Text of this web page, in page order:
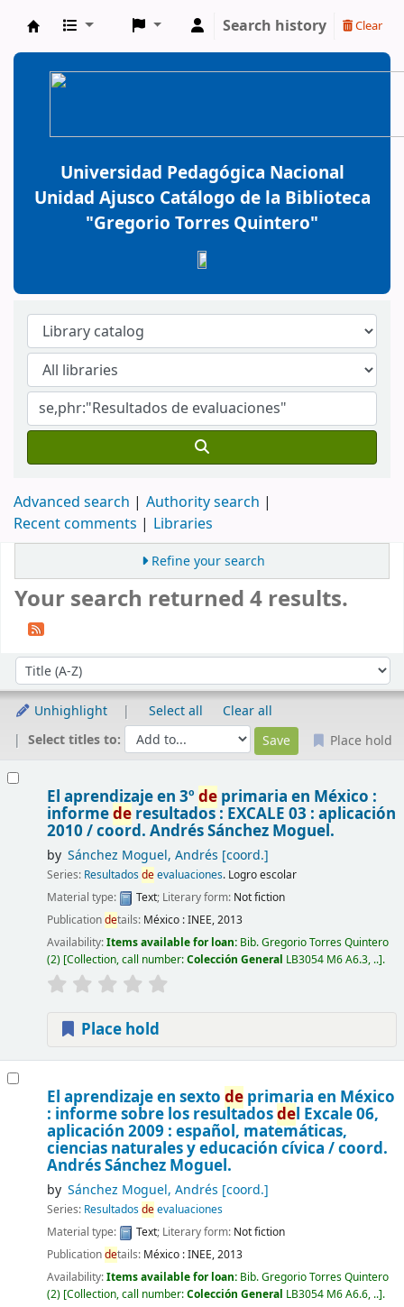
BiblioGTQ
Search history Clear
Universidad Pedagógica Nacional
Unidad Ajusco Catálogo de la Biblioteca
"Gregorio Torres Quintero"
Advanced search
Authority search
Recent comments
Libraries
Refine your search
Your search returned 4 results.
Sort by:
Unhighlight Select all
Clear all
Select titles to:
Place hold
El aprendizaje en 3º deprimaria en México :
informederesultados : EXCALE 03 : aplicación
2010 /coord. Andrés Sánchez Moguel.
by Sánchez Moguel, Andrés [coord.]
Series: Resultadosdeevaluaciones. Logro escolar
Material type:
Text; Literary form: Not fiction
Publicationdetails: México :INEE,2013
Availability:Items available for loan: Bib. Gregorio Torres Quintero
(2) Collection, call number:Colección General LB3054 M6 A6.3, .. .
Place hold
El aprendizaje en sexto deprimaria en México
: informe sobre los resultadosdel Excale 06,
aplicación 2009 : español, matemáticas,
ciencias naturales y educación cívica /coord.
Andrés Sánchez Moguel.
by Sánchez Moguel, Andrés [coord.]
Series: Resultadosdeevaluaciones
Material type:
Text; Literary form: Not fiction
Publicationdetails: México :INEE,2013
Availability:Items available for loan: Bib. Gregorio Torres Quintero
(2) Collection, call number:Colección General LB3054 M6 A6.6, .. .